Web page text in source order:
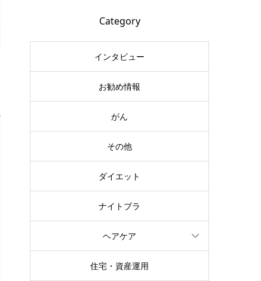
Category
インタビュー
お勧め情報
がん
その他
ダイエット
ナイトブラ
ヘアケア
住宅・資産運用